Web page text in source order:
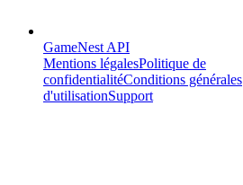
GameNest API
Mentions légalesPolitique de
confidentialitéConditions générales
d'utilisationSupport